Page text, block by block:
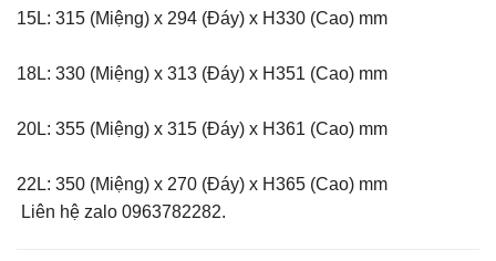
15L: 315 (Miệng) x 294 (Đáy) x H330 (Cao) mm
18L: 330 (Miệng) x 313 (Đáy) x H351 (Cao) mm
20L: 355 (Miệng) x 315 (Đáy) x H361 (Cao) mm
22L: 350 (Miệng) x 270 (Đáy) x H365 (Cao) mm
Liên hệ zalo 0963782282.